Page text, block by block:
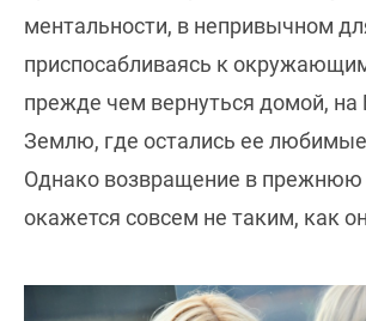
ментальности, в непривычном
приспосабливаясь к
прежде чем вернуться домой,
Землю, где остались ее
Однако возвращение в прежнюю
окажется совсем не таким, как